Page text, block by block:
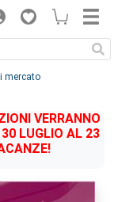
mercato
VERRANNO
LUGLIO AL 23